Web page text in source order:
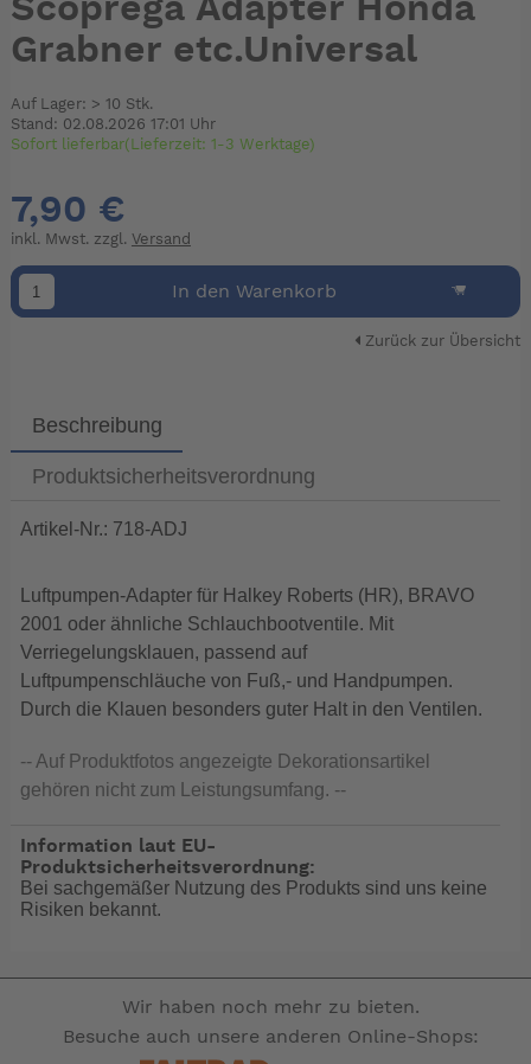
Scoprega Adapter Honda
Grabner etc.Universal
Auf Lager: > 10 Stk.
Stand: 02.08.2026 17:01 Uhr
Sofort lieferbar(Lieferzeit: 1-3 Werktage)
7,90 €
inkl. Mwst. zzgl. Versand
In den Warenkorb
Zurück zur Übersicht
Beschreibung
Produktsicherheitsverordnung
Artikel-Nr.: 718-ADJ
Luftpumpen-Adapter für Halkey Roberts (HR), BRAVO
2001 oder ähnliche Schlauchbootventile. Mit
Verriegelungsklauen, passend auf
Luftpumpenschläuche von Fuß,- und Handpumpen.
Durch die Klauen besonders guter Halt in den Ventilen.
-- Auf Produktfotos angezeigte Dekorationsartikel
gehören nicht zum Leistungsumfang. --
Information laut EU-
Produktsicherheitsverordnung:
Bei sachgemäßer Nutzung des Produkts sind uns keine
Risiken bekannt.
Wir haben noch mehr zu bieten.
Besuche auch unsere anderen Online-Shops: